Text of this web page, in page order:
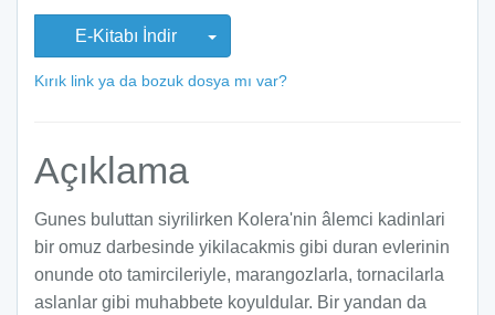
E-Kitabı İndir
Kırık link ya da bozuk dosya mı var?
Açıklama
Gunes buluttan siyrilirken Kolera'nin âlemci kadinlari
bir omuz darbesinde yikilacakmis gibi duran evlerinin
onunde oto tamircileriyle, marangozlarla, tornacilarla
aslanlar gibi muhabbete koyuldular. Bir yandan da